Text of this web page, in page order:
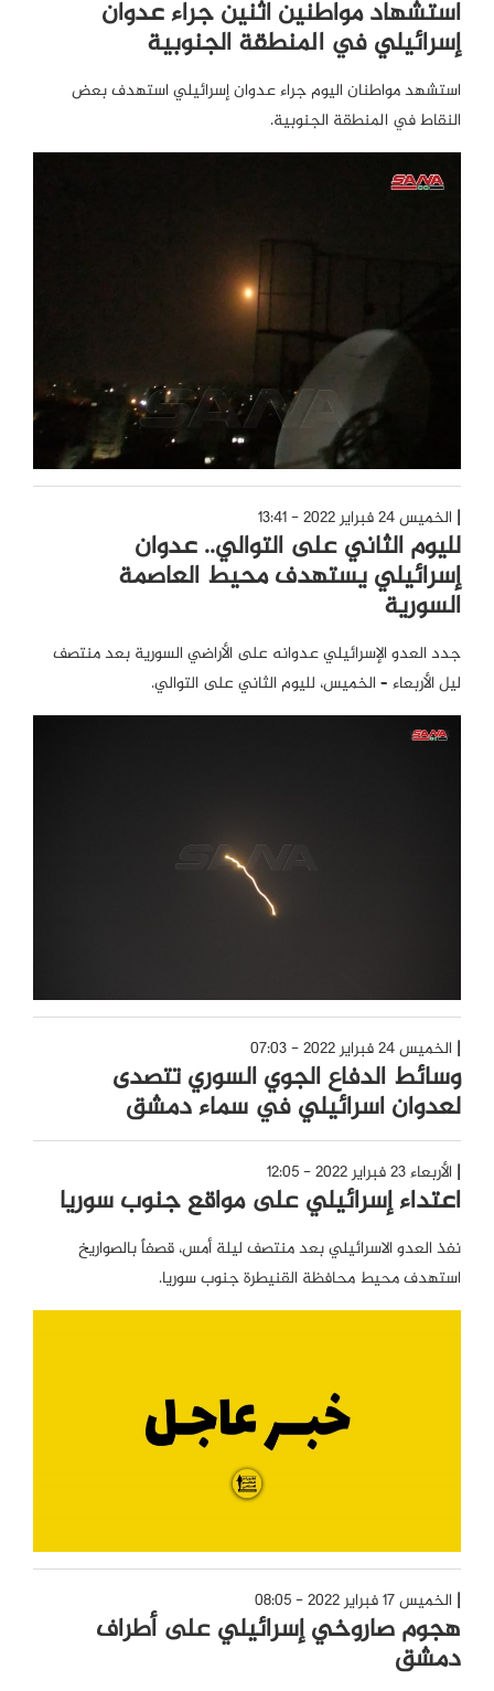
استشهاد مواطنين اثنين جراء عدوان
إسرائيلي في المنطقة الجنوبية
استشهد مواطنان اليوم جراء عدوان إسرائيلي استهدف بعض
النقاط في المنطقة الجنوبية.
الخميس 24 فبراير 2022 - 13:41
لليوم الثاني على التوالي.. عدوان
إسرائيلي يستهدف محيط العاصمة
السورية
جدد العدو الإسرائيلي عدوانه على الأراضي السورية بعد منتصف
ليل الأربعاء – الخميس، لليوم الثاني على التوالي.
الخميس 24 فبراير 2022 - 07:03
وسائط الدفاع الجوي السوري تتصدى
لعدوان اسرائيلي في سماء دمشق
الأربعاء 23 فبراير 2022 - 12:05
اعتداء إسرائيلي على مواقع جنوب سوريا
نفذ العدو الاسرائيلي بعد منتصف ليلة أمس، قصفاً بالصواريخ
استهدف محيط محافظة القنيطرة جنوب سوريا.
الخميس 17 فبراير 2022 - 08:05
هجوم صاروخي إسرائيلي على أطراف
دمشق